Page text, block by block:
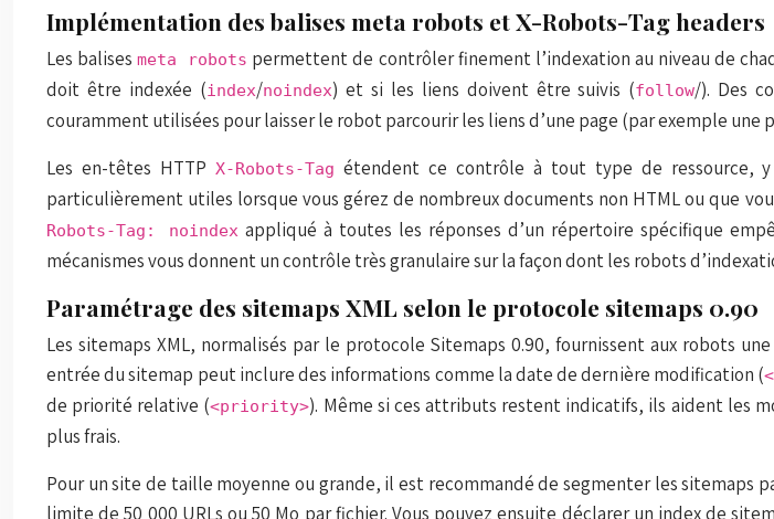
Implémentation des balises meta robots et X-Robots-Tag headers
Les balisesmeta robots permettent de contrôler finement l’indexation au niveau de
doit être indexée (index/noindex) et si les liens doivent être suivis (follow/). Des
couramment utilisées pour laisser le robot parcourir les liens d’une page (par exemple une
Les en-têtes HTTP X-Robots-Tag étendent ce contrôle à tout type de ressource, y
particulièrement utiles lorsque vous gérez de nombreux documents non HTML ou que
Robots-Tag: noindexappliqué à toutes les réponses d’un répertoire spécifique
mécanismes vous donnent un contrôle très granulaire sur la façon dont les robots
Paramétrage des sitemaps XML selon le protocole sitemaps 0.90
Les sitemaps XML, normalisés par le protocole Sitemaps 0.90, fournissent aux robots
entrée du sitemap peut inclure des informations comme la date de dernière modification (
de priorité relative (<priority>). Même si ces attributs restent indicatifs, ils aident les
plus frais.
Pour un site de taille moyenne ou grande, il est recommandé de segmenter les
limite de 50 000 URLs ou 50 Mo par fichier. Vous pouvez ensuite déclarer un index de